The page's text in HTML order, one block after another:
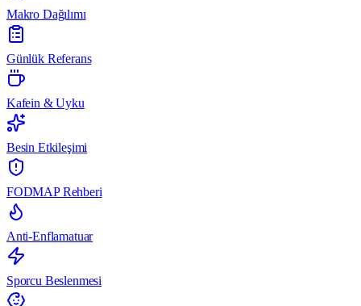
Makro Dağılımı
Günlük Referans
Kafein & Uyku
Besin Etkileşimi
FODMAP Rehberi
Anti-Enflamatuar
Sporcu Beslenmesi